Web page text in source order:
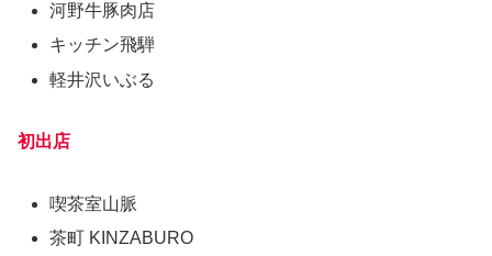
河野牛豚肉店
キッチン飛騨
軽井沢いぶる
初出店
喫茶室山脈
茶町 KINZABURO